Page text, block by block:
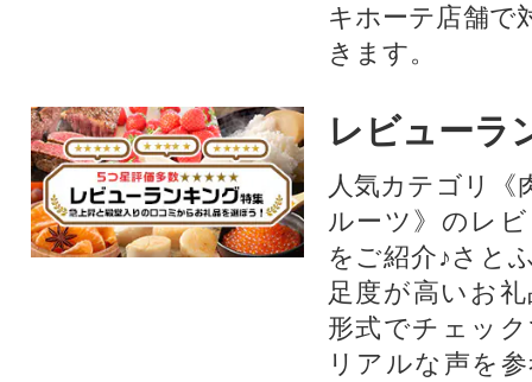
キホーテ店舗で
きます。
レビューラ
人気カテゴリ《
ルーツ》のレ
をご紹介♪さと
足度が高いお
形式でチェッ
リアルな声を